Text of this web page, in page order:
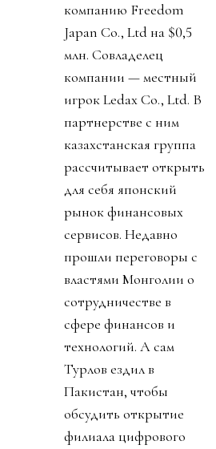
компанию Freedom
Japan Co., Ltd на $0,5
млн. Совладелец
компании — местный
игрок Ledax Co., Ltd. В
партнерстве с ним
казахстанская группа
рассчитывает открыть
для себя японский
рынок финансовых
сервисов. Недавно
прошли переговоры с
властями Монголии о
сотрудничестве в
сфере финансов и
технологий. А сам
Турлов ездил в
Пакистан, чтобы
обсудить открытие
филиала цифрового